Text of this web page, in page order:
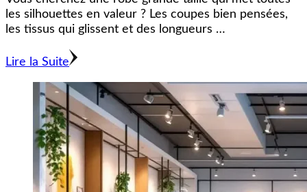
les silhouettes en valeur ? Les coupes bien pensées,
les tissus qui glissent et des longueurs …
Lire la Suite